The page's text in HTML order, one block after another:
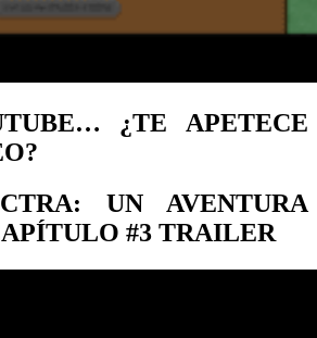
¿TE APETECE
UN AVENTURA
#3 TRAILER